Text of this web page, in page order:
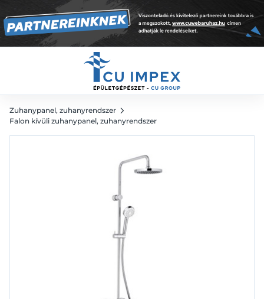
Zuhanypanel, zuhanyrendszer
Falon kívüli zuhanypanel, zuhanyrendszer
168 326 Ft